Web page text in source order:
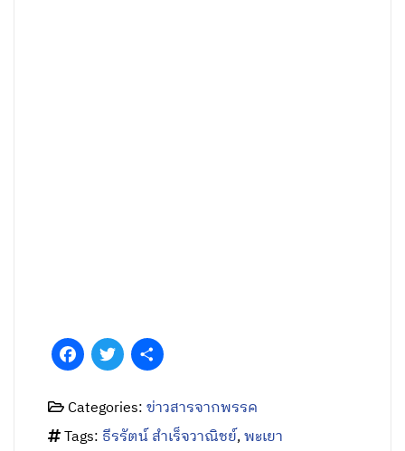
FacebookTwitter
Categories:ข่าวสารจากพรรค
Tags: ธีรรัตน์ สำเร็จวาณิชย์,พะเยา